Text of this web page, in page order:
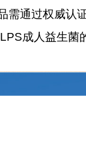
需通过权威认
成人益生菌